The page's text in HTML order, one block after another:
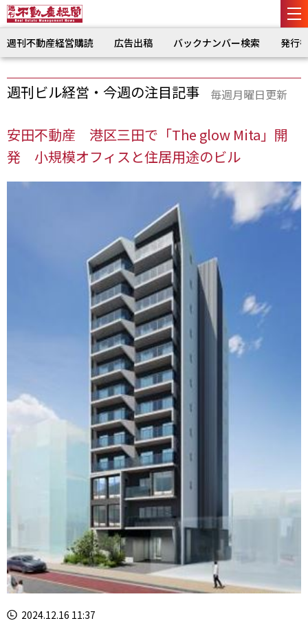
週刊不動産経営購読 広告出稿 バックナンバー検索 発行
週刊ビル経営・今週の注目記事 毎週月曜日更新
安田不動産 港区三田で「The glow Mita」開
発 小規模オフィスと住居用途のビル
2024.12.16 11:37